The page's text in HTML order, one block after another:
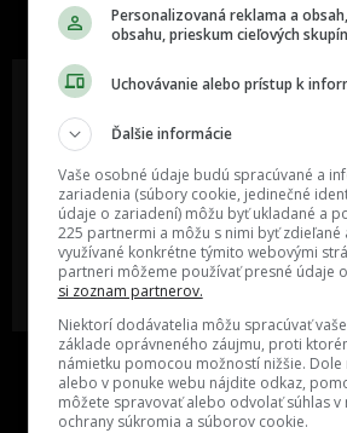
najzabávnejšie miesto
Oslov reklamou viac ako milión
ľudí v rôznych vekových
kategóriách a na rôznych
sociálnych sieťach a nakopni svoj
biznis alebo produkt.
MÁM ZÁUJEM O
SPOLUPRÁCU
Personalizovaná reklama a
obsahu, prieskum cieľových
Uchovávanie alebo prístup k
Ďalšie informácie
Vaše osobné údaje budú spracúvané a
zariadenia (súbory cookie, jedinečné
údaje o zariadení) môžu byť ukladané a
225 partnermi a môžu s nimi byť
využívané konkrétne týmito webovými
partneri môžeme používať presné údaje
si zoznam partnerov.
Niektorí dodávatelia môžu spracúvať
základe oprávneného záujmu, proti
námietku pomocou možností nižšie. Dole
alebo v ponuke webu nájdite odkaz,
môžete spravovať alebo odvolať súhlas v
ochrany súkromia a súborov cookie.